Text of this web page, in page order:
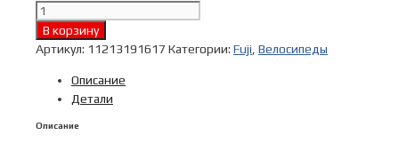
Количество
Велосипед
Fuji
COMFORT
LADY
мод.
В корзину
Артикул: 11213191617 Категории: Fuji Велосипеды
Описание
Детали
Описание